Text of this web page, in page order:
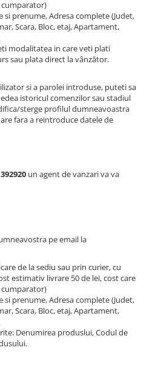
si prenume, Adresa complete (Judet,
Scara, Bloc, etaj, Apartament,
modalitatea in care veti plati
sau plata direct la vânzător.
si a parolei introduse, puteti sa
istoricul comenzilor sau stadiul
sterge profilul dumneavoastra
fara a reintroduce datele de
un agent de vanzari va va
pe email la
de la sediu sau prin curier, cu
estimativ livrare 50 de lei, cost care
si prenume, Adresa complete (Judet,
Scara, Bloc, etaj, Apartament,
Denumirea produslui, Codul de